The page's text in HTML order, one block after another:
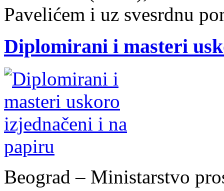
Pavelićem i uz svesrdnu
Diplomirani i masteri
Beograd – Ministarstvo